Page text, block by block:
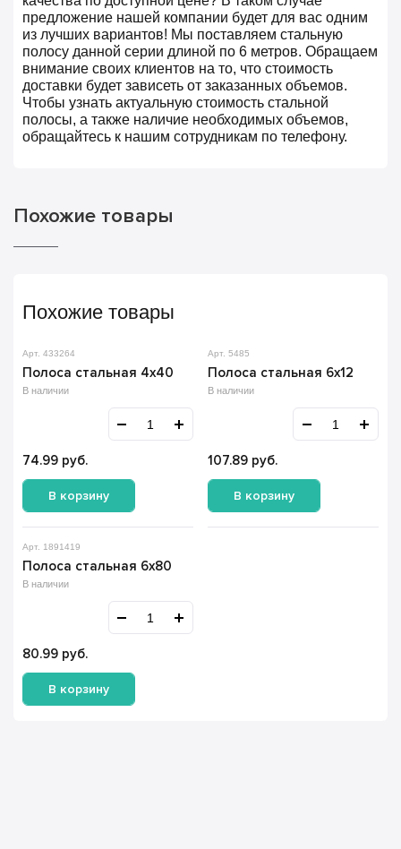
предложение нашей компании будет для вас одним
из лучших вариантов! Мы поставляем стальную
полосу данной серии длиной по 6 метров. Обращаем
внимание своих клиентов на то, что стоимость
доставки будет зависеть от заказанных объемов.
Чтобы узнать актуальную стоимость стальной
полосы, а также наличие необходимых объемов,
обращайтесь к нашим сотрудникам по телефону.
Похожие товары
Похожие товары
Арт. 433264
Полоса стальная 4х40
В наличии
74.99 руб.
В корзину
Арт. 5485
Полоса стальная 6х12
В наличии
107.89 руб.
В корзину
Арт. 1891419
Полоса стальная 6х80
В наличии
80.99 руб.
В корзину